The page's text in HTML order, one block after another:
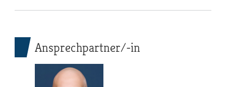
Ansprechpartner/-in